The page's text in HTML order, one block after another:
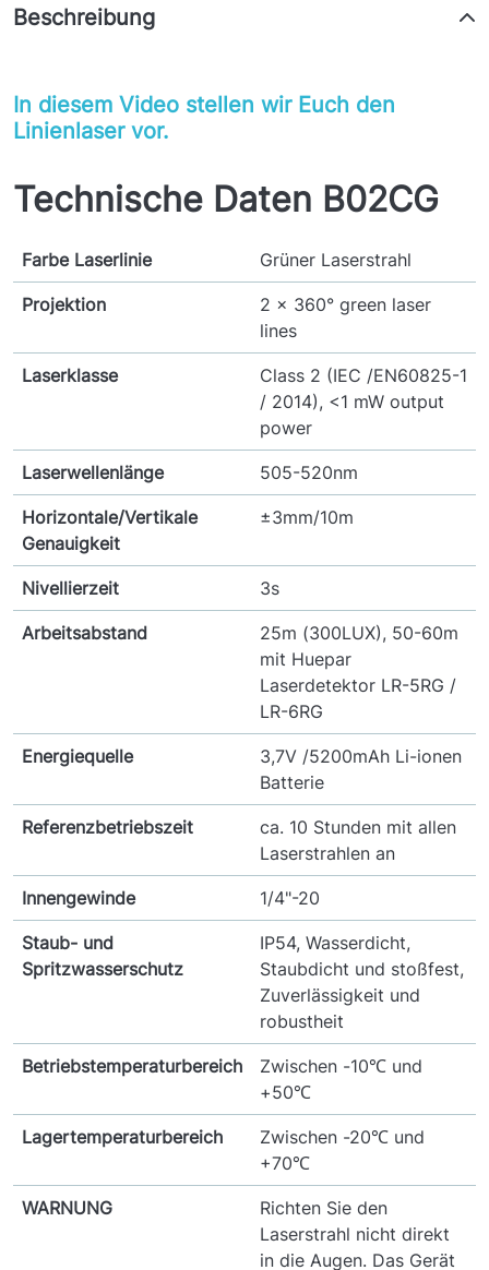
Beschreibung
In diesem Video stellen wir Euch den
Linienlaser vor.
Technische Daten B02CG
Farbe Laserlinie Grüner Laserstrahl
Projektion
2 x 360° green laser
lines
Laserklasse
Class 2 (IEC /EN60825-1
/ 2014), <1 mW output
power
Laserwellenlänge 505-520nm
Horizontale/Vertikale
Genauigkeit
±3mm/10m
Nivellierzeit 3s
Arbeitsabstand
25m (300LUX), 50-60m
mit Huepar
Laserdetektor LR-5RG /
LR-6RG
Energiequelle
3,7V /5200mAh Li-ionen
Batterie
Referenzbetriebszeit
ca. 10 Stunden mit allen
Laserstrahlen an
Innengewinde 1/4"-20
Staub- und
Spritzwasserschutz
IP54, Wasserdicht,
Staubdicht und stoßfest,
Zuverlässigkeit und
robustheit
Betriebstemperaturbereich
Zwischen -10℃ und
+50℃
Lagertemperaturbereich
Zwischen -20℃ und
+70℃
WARNUNG
Richten Sie den
Laserstrahl nicht direkt
in die Augen. Das Gerät